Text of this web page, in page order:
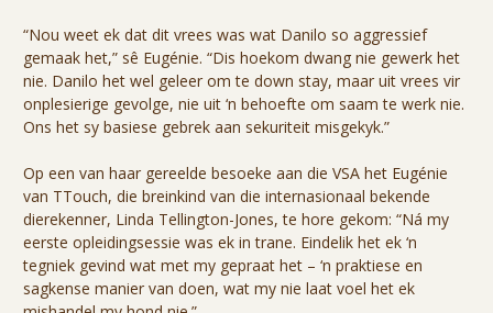
“Nou weet ek dat dit vrees was wat Danilo so aggressief
gemaak het,” sê Eugénie. “Dis hoekom dwang nie gewerk het
nie. Danilo het wel geleer om te down stay, maar uit vrees vir
onplesierige gevolge, nie uit ‘n behoefte om saam te werk nie.
Ons het sy basiese gebrek aan sekuriteit misgekyk.”
Op een van haar gereelde besoeke aan die VSA het Eugénie
van TTouch, die breinkind van die internasionaal bekende
dierekenner, Linda Tellington-Jones, te hore gekom: “Ná my
eerste opleidingsessie was ek in trane. Eindelik het ek ‘n
tegniek gevind wat met my gepraat het – ‘n praktiese en
sagkense manier van doen, wat my nie laat voel het ek